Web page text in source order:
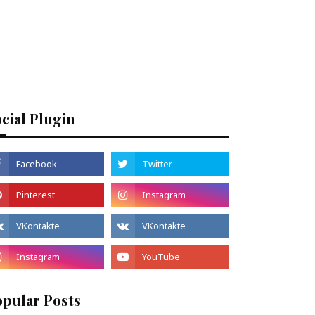
Plugin
Posts